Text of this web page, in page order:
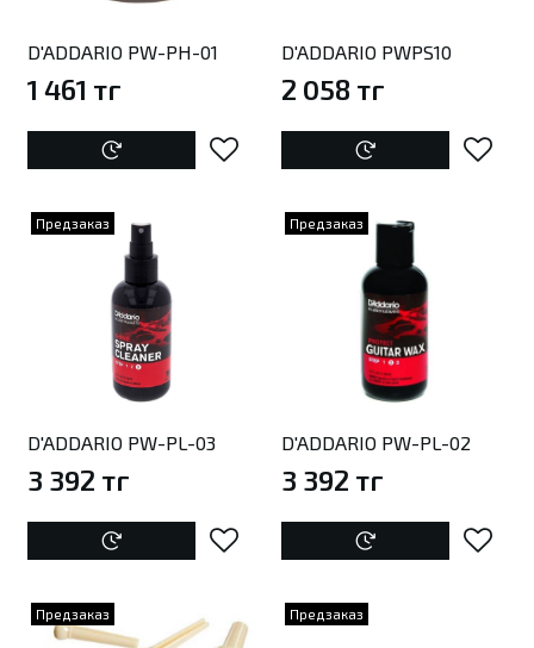
D'ADDARIO PW-PH-01
1 461 тг
D'ADDARIO PWPS10
2 058 тг
Предзаказ
D'ADDARIO PW-PL-03
3 392 тг
Предзаказ
D'ADDARIO PW-PL-02
3 392 тг
Предзаказ Предзаказ